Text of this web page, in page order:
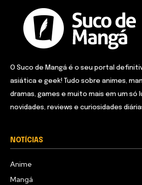
O Suco de Mangá é o seu portal
asiática e geek! Tudo sobre animes,
dramas, games e muito mais em um só
novidades, reviews e curiosidades
NOTÍCIAS
Anime
Mangá